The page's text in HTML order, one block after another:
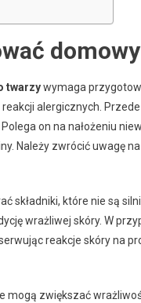
twarzywymaga
alergicznych.
on na nałożeniu
Należy zwrócić uwagę
składniki, które nie są
wrażliwej skóry. W
reakcje skóry na
mogą zwiększać